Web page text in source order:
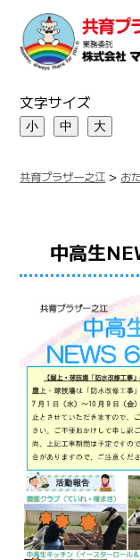
文字サイズ
小 中 大
共育プラザ一之江 > お
中高生